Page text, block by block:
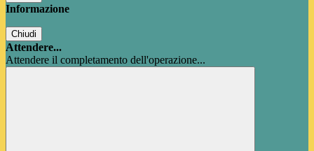
Informazione
Chiudi
Attendere...
Attendere il completamento dell'operazione...